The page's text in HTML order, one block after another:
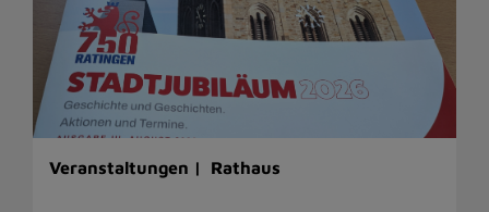
Veranstaltungen | Rathaus